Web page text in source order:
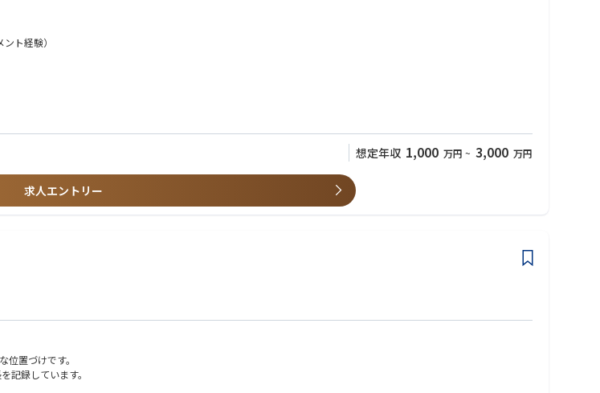
ら実行・定着化まで一貫してリードし、経営層や事業部門と並走しながら、クライアント企業の中長期的な価値創出と
ト経験）
想定年収 1,000 万円 ~ 3,000 万円
求人エントリー
置づけです。
記録しています。